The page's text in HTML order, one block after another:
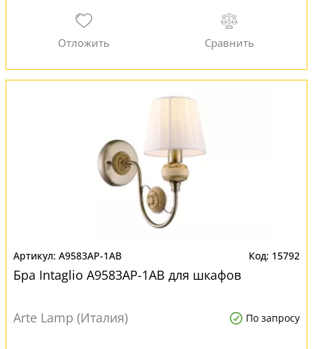
A9583AP-1AB 15792
Бра Intaglio A9583AP-1AB для шкафов
Arte Lamp (Италия) По запросу